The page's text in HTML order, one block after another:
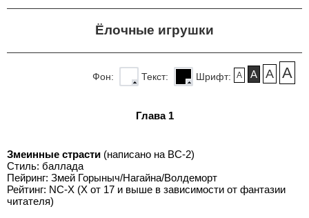
Ёлочные игрушки
A A A A
Шрифт:
Текст:
Фон:
Глава 1
Змеинные страсти (написано на ВС-2)
Стиль: баллада
Пейринг: Змей Горыныч/Нагайна/Волдеморт
Рейтинг: NC-Х (Х от 17 и выше в зависимости от фантазии
читателя)